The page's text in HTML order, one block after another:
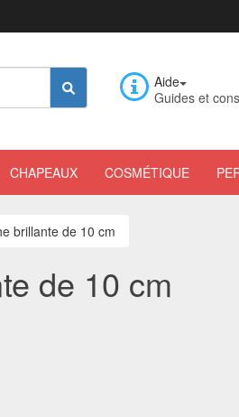
Aide
Guides et
CHAPEAUX COSMÉTIQUE
brillante de 10 cm
de 10 cm